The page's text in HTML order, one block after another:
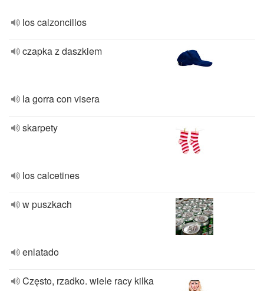
los calzoncillos
czapka z daszkiem
la gorra con visera
skarpety
los calcetines
w puszkach
enlatado
Często, rzadko. wiele racy kilka